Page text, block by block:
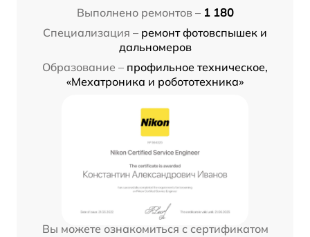
Выполнено ремонтов – 1 180
Специализация – ремонт фотовспышек и
дальномеров
Образование – профильное техническое,
«Мехатроника и робототехника»
Вы можете ознакомиться с сертификатом